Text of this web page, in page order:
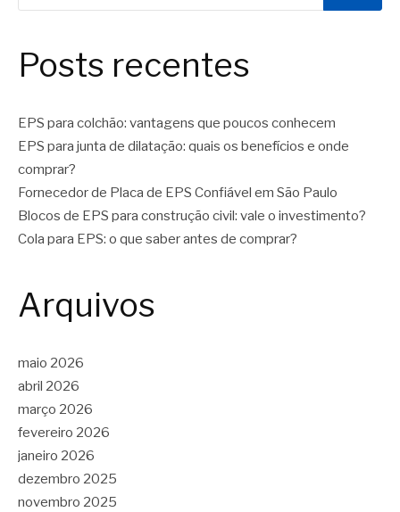
Posts recentes
EPS para colchão: vantagens que poucos conhecem
EPS para junta de dilatação: quais os benefícios e onde
comprar?
Fornecedor de Placa de EPS Confiável em São Paulo
Blocos de EPS para construção civil: vale o investimento?
Cola para EPS: o que saber antes de comprar?
Arquivos
maio 2026
abril 2026
março 2026
fevereiro 2026
janeiro 2026
dezembro 2025
novembro 2025